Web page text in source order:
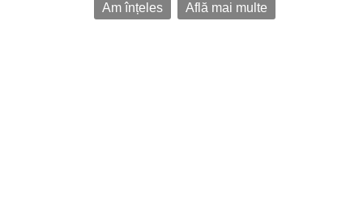
Am înțeles
Află mai multe